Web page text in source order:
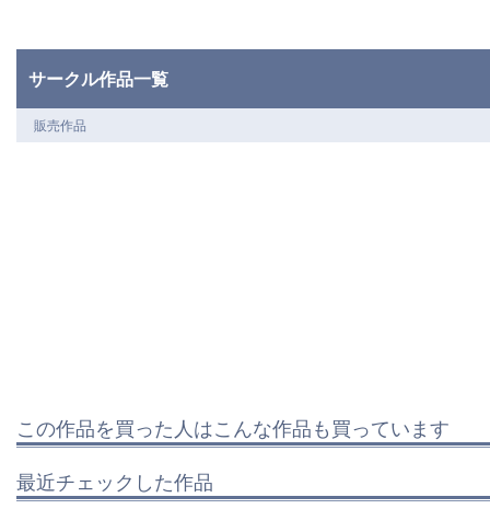
サークル作品一覧
販売作品
この作品を買った人はこんな作品も買っています
最近チェックした作品